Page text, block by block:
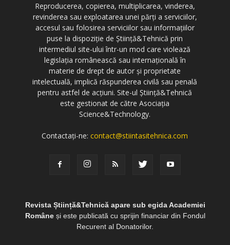
Reproducerea, copierea, multiplicarea, vinderea,
revinderea sau exploatarea unei părți a serviciilor,
accesul sau folosirea serviciilor sau informațiilor
puse la dispoziție de Știință&Tehnică prin
intermediul site-ului într-un mod care violează
legislația românească sau internațională în
materie de drept de autor și proprietate
intelectuală, implică răspunderea civilă sau penală
pentru astfel de acțiuni. Site-ul Știință&Tehnică
este gestionat de către Asociația
Science&Technology.
Contactați-ne:contact@stiintasitehnica.com
Revista Știință&Tehnică apare sub egida Academiei
Româneși este publicată cu sprijin financiar din Fondul
Recurent al Donatorilor.